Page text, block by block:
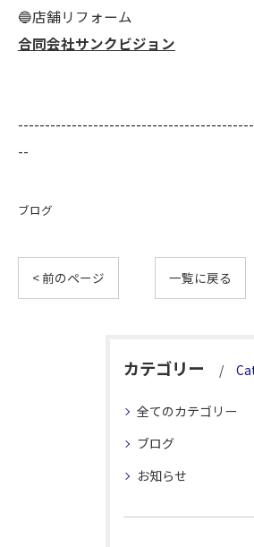
🔵店舗リフォーム
合同会社サンクビジョン
--
ブログ
< 前のページ 一覧に戻る
カテゴリー
全てのカテゴリー
ブログ
お知らせ